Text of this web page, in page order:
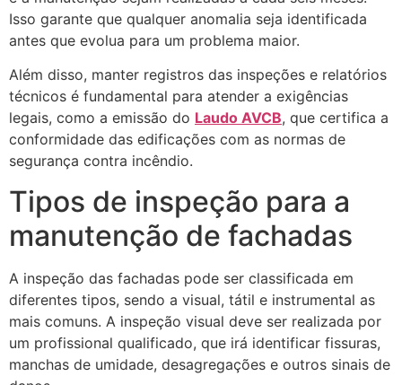
Isso garante que qualquer anomalia seja identificada
antes que evolua para um problema maior.
Além disso, manter registros das inspeções e relatórios
técnicos é fundamental para atender a exigências
legais, como a emissão do Laudo AVCB, que certifica a
conformidade das edificações com as normas de
segurança contra incêndio.
Tipos de inspeção para a
manutenção de fachadas
A inspeção das fachadas pode ser classificada em
diferentes tipos, sendo a visual, tátil e instrumental as
mais comuns. A inspeção visual deve ser realizada por
um profissional qualificado, que irá identificar fissuras,
manchas de umidade, desagregações e outros sinais de